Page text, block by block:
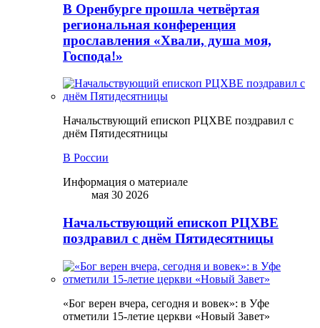
В Оренбурге прошла четвёртая
региональная конференция
прославления «Хвали, душа моя,
Господа!»
Начальствующий епископ РЦХВЕ поздравил с
днём Пятидесятницы
В России
Информация о материале
мая 30 2026
Начальствующий епископ РЦХВЕ
поздравил с днём Пятидесятницы
«Бог верен вчера, сегодня и вовек»: в Уфе
отметили 15-летие церкви «Новый Завет»